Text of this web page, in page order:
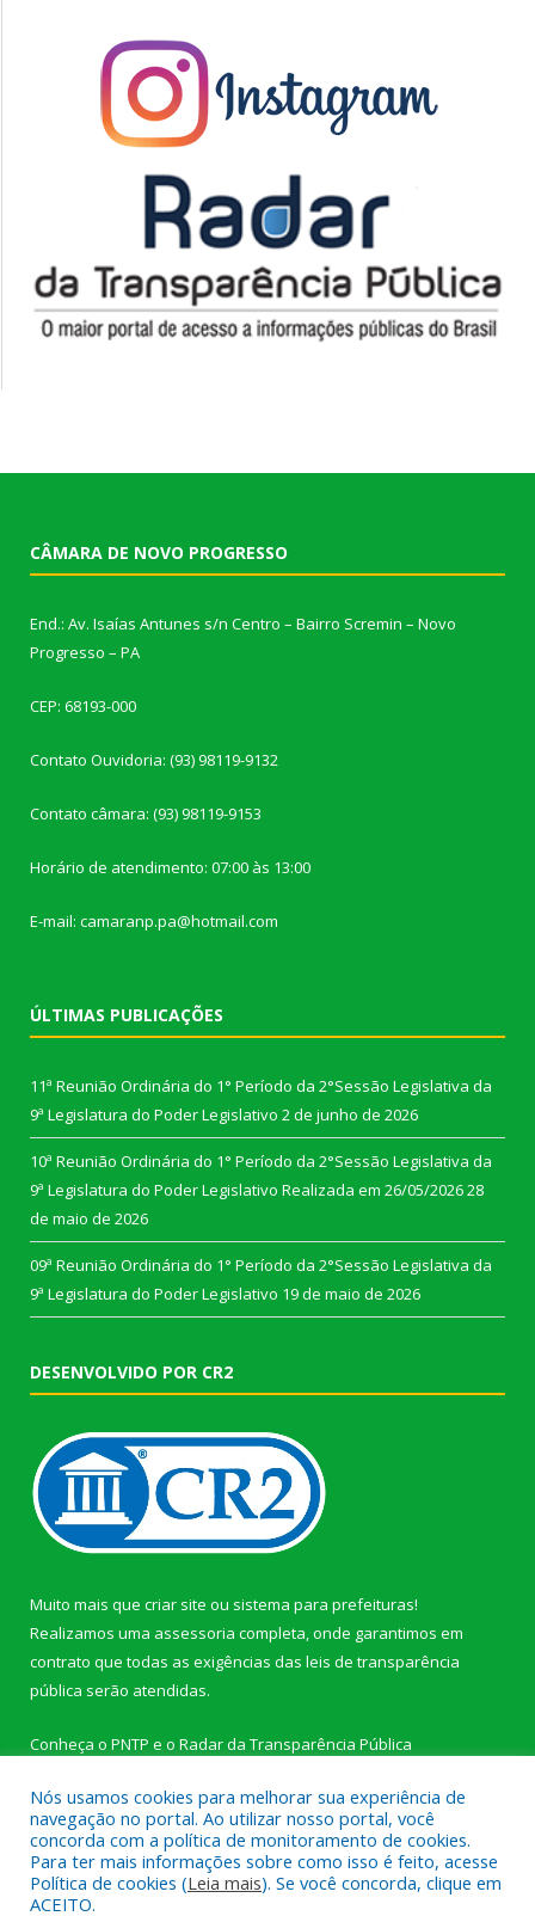
CÂMARA DE NOVO PROGRESSO
End.: Av. Isaías Antunes s/n Centro – Bairro Scremin – Novo
Progresso – PA
CEP: 68193-000
Contato Ouvidoria: (93) 98119-9132
Contato câmara: (93) 98119-9153
Horário de atendimento: 07:00 às 13:00
E-mail: camaranp.pa@hotmail.com
ÚLTIMAS PUBLICAÇÕES
11ª Reunião Ordinária do 1° Período da 2°Sessão Legislativa da
9ª Legislatura do Poder Legislativo 2 de junho de 2026
10ª Reunião Ordinária do 1° Período da 2°Sessão Legislativa da
9ª Legislatura do Poder Legislativo Realizada em 26/05/202628
de maio de 2026
09ª Reunião Ordinária do 1° Período da 2°Sessão Legislativa da
9ª Legislatura do Poder Legislativo 19 de maio de 2026
DESENVOLVIDO POR CR2
Muito mais que criar site ou sistema para prefeituras!
Realizamos uma assessoria completa, onde garantimos em
contrato que todas as exigências das leis de transparência
pública serão atendidas.
Conheça o PNTP e o Radar da Transparência Pública
Todos os direitos reservados a Câmara Municipal de Novo
Progresso.
Nós usamos cookies para melhorar sua experiência de
navegação no portal. Ao utilizar nosso portal, você
concorda com a política de monitoramento de cookies.
Para ter mais informações sobre como isso é feito, acesse
Política de cookies (Leia mais). Se você concorda, clique em
ACEITO.